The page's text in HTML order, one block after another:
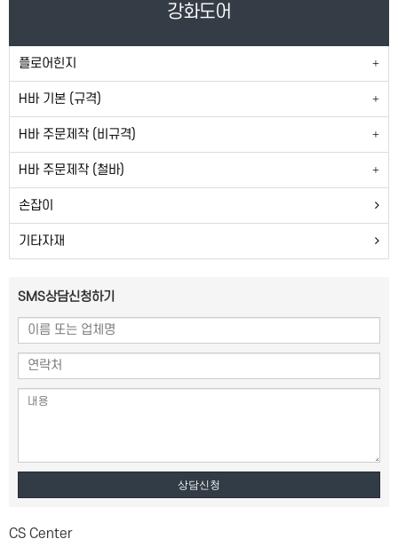
강화도어
플로어힌지
H바 기본 (규격)
H바 주문제작 (비규격)
H바 주문제작 (철바)
손잡이
기타자재
SMS상담신청하기
상담신청
CS Center